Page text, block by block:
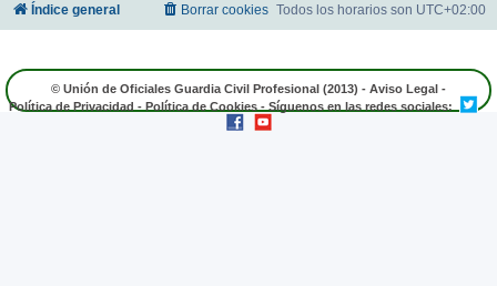
Índice general Todos los horarios son UTC+02:00
Borrar cookies
© Unión de Oficiales Guardia Civil Profesional (2013) - Aviso Legal -
Política de Privacidad - Política de Cookies - Síguenos en las redes sociales: